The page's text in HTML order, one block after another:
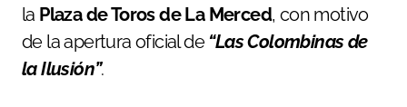
la Plaza de Toros de La Merced, con motivo
de la apertura oficial de “Las Colombinas de
la Ilusión”.